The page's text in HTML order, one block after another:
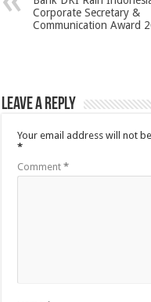
Corporate Secretary &
Communication Award
Leave a Reply
Your email address will not
*
Comment*